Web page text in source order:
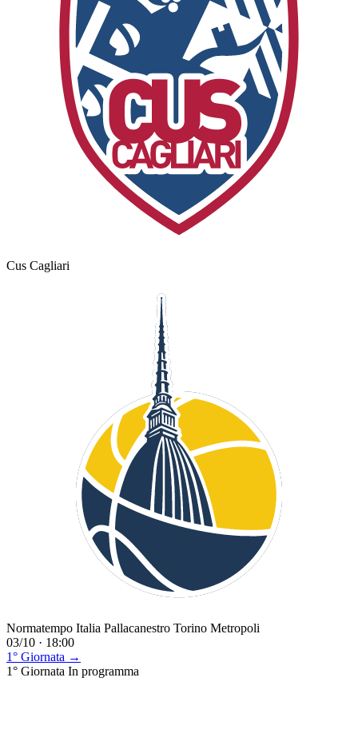
Cus Cagliari
Normatempo Italia Pallacanestro Torino Metropoli
03/10 · 18:00
1° Giornata →
1° Giornata In programma